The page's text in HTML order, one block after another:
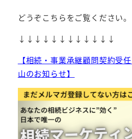
どうぞこちらをご覧ください。
↓↓↓↓↓↓↓↓↓↓↓↓
【相続・事業承継顧問契約受
山のお知らせ】